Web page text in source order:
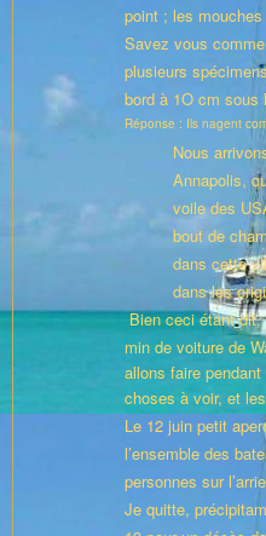
point ; les
Savez vous
plusieurs
bord à 1O cm sous
Réponse : Ils nagent
Nous
Annapolis,
voile des
bout de
dans cette
dans les
Bien ceci étant dit,
min de voiture de
allons faire
choses à voir, et
Le 12 juin petit
l’ensemble des
personnes sur
Je quitte,